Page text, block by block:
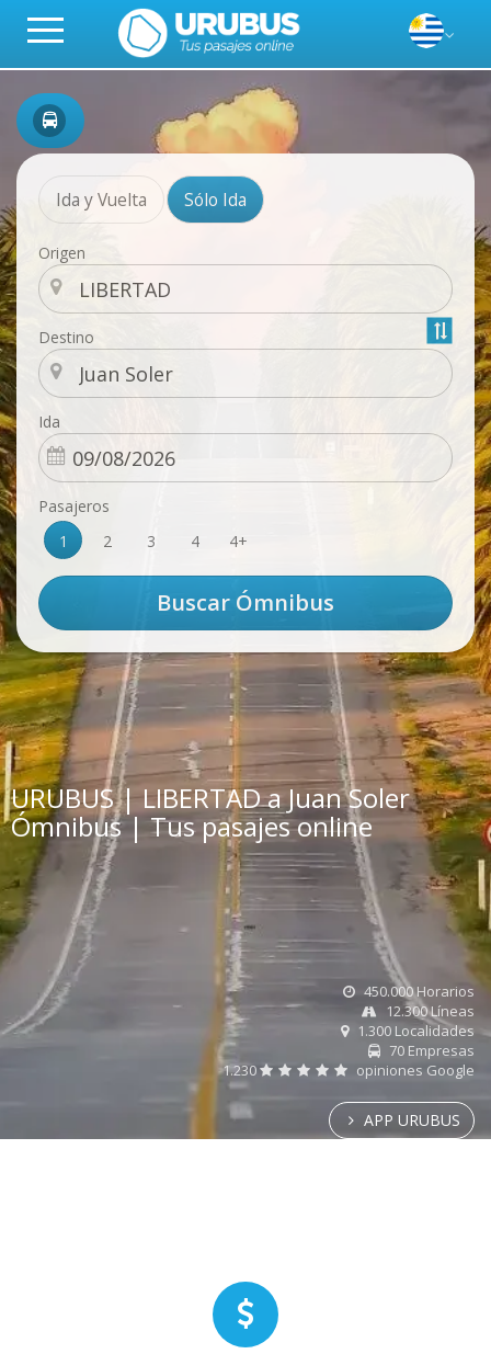
Ida y Vuelta Sólo Ida
Origen
Destino
Ida
Pasajeros
1
2 3 4 4+
URUBUS | LIBERTAD a Juan Soler
Ómnibus | Tus pasajes online
450.000 Horarios
12.300 Líneas
1.300 Localidades
70 Empresas
1.230
opiniones Google
APP URUBUS